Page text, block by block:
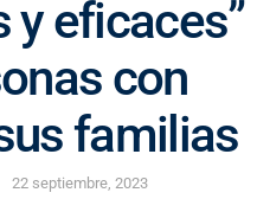
y eficaces”
con
familias
22 septiembre, 2023